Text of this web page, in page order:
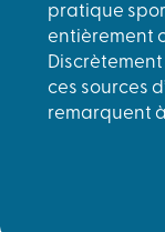
pratique
entièrement
ces sources
remarquent